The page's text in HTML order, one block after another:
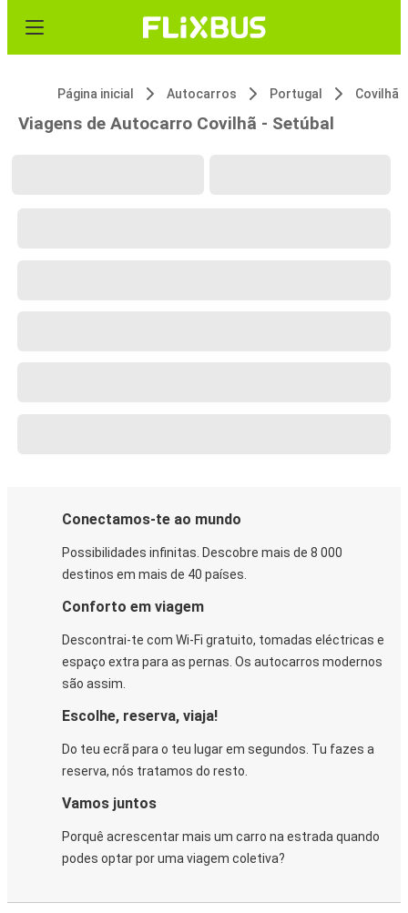
Página inicial Autocarros Portugal Covilhã
Viagens de Autocarro Covilhã - Setúbal
Conectamos-te ao mundo
Possibilidades infinitas. Descobre mais de 8 000
destinos em mais de 40 países.
Conforto em viagem
Descontrai-te com Wi-Fi gratuito, tomadas eléctricas e
espaço extra para as pernas. Os autocarros modernos
são assim.
Escolhe, reserva, viaja!
Do teu ecrã para o teu lugar em segundos. Tu fazes a
reserva, nós tratamos do resto.
Vamos juntos
Porquê acrescentar mais um carro na estrada quando
podes optar por uma viagem coletiva?